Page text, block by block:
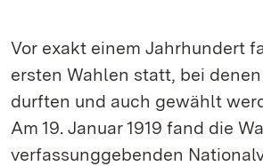
Vor exakt einem Jahrhundert
ersten Wahlen statt, bei
durften und auch gewählt
Am 19. Januar 1919 fand die
verfassunggebenden